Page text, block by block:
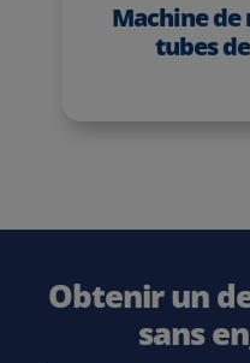
Machine
tubes
Obtenir un
sans